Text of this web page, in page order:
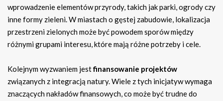
wprowadzenie elementów przyrody, takich jak parki, ogrody czy
inne formy zieleni. W miastach o gęstej zabudowie, lokalizacja
przestrzeni zielonych może być powodem sporów między
różnymi grupami interesu, które mają różne potrzeby i cele.
Kolejnym wyzwaniem jestfinansowanie projektów
związanych z integracją natury. Wiele z tych inicjatyw wymaga
znaczących nakładów finansowych, co może być trudne do